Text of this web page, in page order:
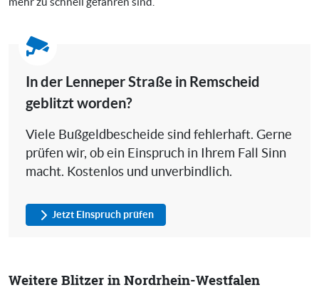
In der Lenneper Straße in Remscheid
geblitzt worden?
Viele Bußgeldbescheide sind fehlerhaft. Gerne
prüfen wir, ob ein Einspruch in Ihrem Fall Sinn
macht. Kostenlos und unverbindlich.
Jetzt Einspruch prüfen
Weitere Blitzer in Nordrhein-Westfalen